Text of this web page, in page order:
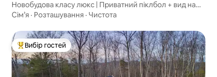
Новобудова класу люкс | Приватний піклбол + вид на
гори
Сім’я · Розташування · Чистота
Топ вибір гостей
Вибір гостей